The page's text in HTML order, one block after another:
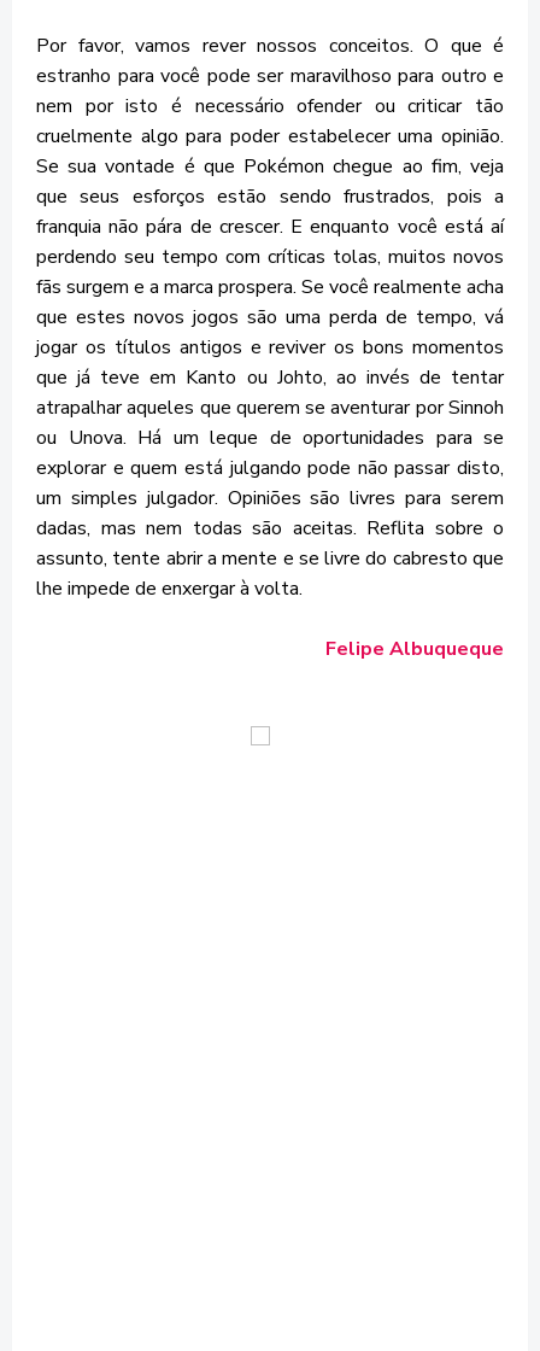
Por favor, vamos rever nossos conceitos. O que é
estranho para você pode ser maravilhoso para outro e
nem por isto é necessário ofender ou criticar tão
cruelmente algo para poder estabelecer uma opinião.
Se sua vontade é que Pokémon chegue ao fim, veja
que seus esforços estão sendo frustrados, pois a
franquia não pára de crescer. E enquanto você está aí
perdendo seu tempo com críticas tolas, muitos novos
fãs surgem e a marca prospera. Se você realmente acha
que estes novos jogos são uma perda de tempo, vá
jogar os títulos antigos e reviver os bons momentos
que já teve em Kanto ou Johto, ao invés de tentar
atrapalhar aqueles que querem se aventurar por Sinnoh
ou Unova. Há um leque de oportunidades para se
explorar e quem está julgando pode não passar disto,
um simples julgador. Opiniões são livres para serem
dadas, mas nem todas são aceitas. Reflita sobre o
assunto, tente abrir a mente e se livre do cabresto que
lhe impede de enxergar à volta.
Felipe Albuqueque